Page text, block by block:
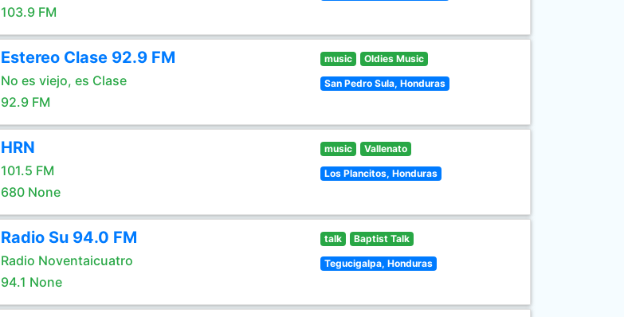
103.9 FM
Estereo Clase 92.9 FM
No es viejo, es Clase
92.9 FM
music Oldies Music
San Pedro Sula, Honduras
HRN
101.5 FM
680 None
music Vallenato
Los Plancitos, Honduras
Radio Su 94.0 FM
Radio Noventaicuatro
94.1 None
talk Baptist Talk
Tegucigalpa, Honduras